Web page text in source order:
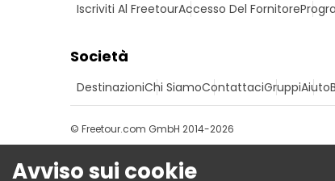
Iscriviti Al FreetourAccesso Del Fornitore
Società
DestinazioniChi SiamoContattaciGruppiAiuto
© Freetour.com GmbH 2014-2026
Avviso sui cookie